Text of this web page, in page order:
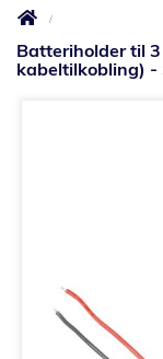
Batteriholder til
kabeltilkobling) -